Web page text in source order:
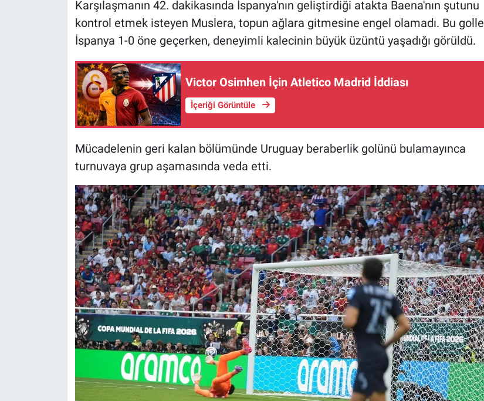
Karşılaşmanın 42. dakikasında İspanya'nın geliştirdiği atakta Baena'nın şutunu
kontrol etmek isteyen Muslera, topun ağlara gitmesine engel olamadı. Bu golle
İspanya 1-0 öne geçerken, deneyimli kalecinin büyük üzüntü yaşadığı görüldü.
Victor Osimhen İçin Atletico Madrid İddiası
İçeriği Görüntüle
Mücadelenin geri kalan bölümünde Uruguay beraberlik golünü bulamayınca
turnuvaya grup aşamasında veda etti.